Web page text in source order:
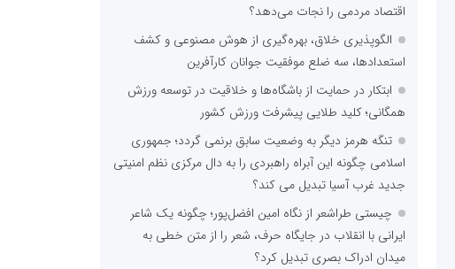
اقتصاد مردمی را نجات می‌دهد؟
الگوپذیری خلاق، بهره‌گیری از هوش مصنوعی و کشف
استعدادها، سه ضلع موفقیت جوانان کارآفرین
ابتکار در حمایت از باشگاه‌ها و خلاقیت در توسعه ورزش
همگانی؛ کلید طلایی پیشرفت ورزش کشور
تنگه هرمز دیگر به وضعیت سابق برنمی گردد؛ جمهوری
اسلامی چگونه این آبراه راهبردی را به دال مرکزی نظم امنیتی
جدید غرب آسیا تبدیل می کند؟
چیستی طراشعر از نگاه امین افضل‌پور؛ چگونه یک شاعر
ایرانی با انقلاب در جایگاه حرف، شعر را از متن خطی به
میدان ادراک بصری تبدیل کرد؟